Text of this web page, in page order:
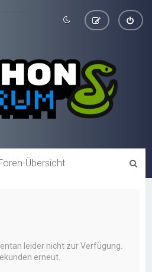
Übersicht
leider nicht zur Verfügung.
erneut.